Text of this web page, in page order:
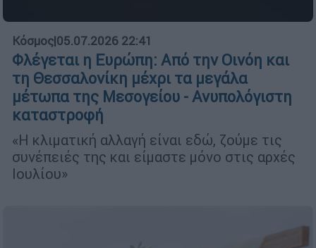
Κόσμος|05.07.2026 22:41
Φλέγεται η Ευρώπη: Από την Οινόη και
τη Θεσσαλονίκη μέχρι τα μεγάλα
μέτωπα της Μεσογείου - Ανυπολόγιστη
καταστροφή
«Η κλιματική αλλαγή είναι εδώ, ζούμε τις
συνέπειές της και είμαστε μόνο στις αρχές
Ιουλίου»